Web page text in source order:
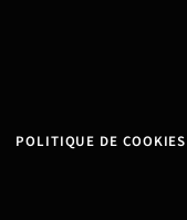
POLITIQUE DE COOKIES